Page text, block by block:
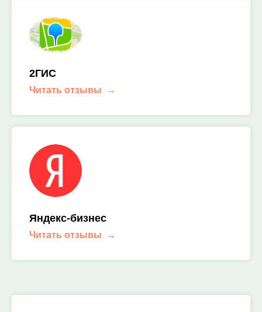
2ГИС
Читать отзывы
Яндекс-бизнес
Читать отзывы